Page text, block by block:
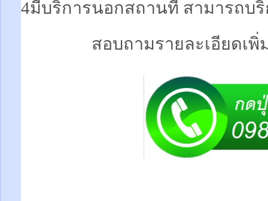
4มีบริการนอกสถานที่ สามารถบ
สอบถามรายละเอียดเพิ่